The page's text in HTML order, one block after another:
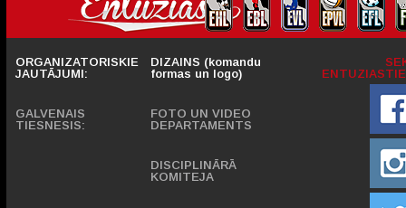
ORGANIZATORISKIE
JAUTĀJUMI:
GALVENAIS
TIESNESIS:
DIZAINS (komandu
formas un logo)
FOTO UN VIDEO
DEPARTAMENTS
DISCIPLINĀRĀ
KOMITEJA